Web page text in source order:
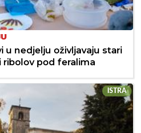
u nedjelju oživljavaju stari
ribolov pod feralima
ISTRA